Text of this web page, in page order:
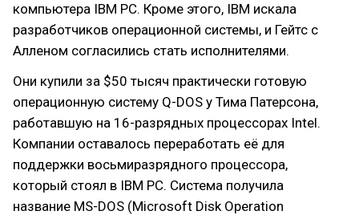
компьютера IBM PC. Кроме этого, IBM искала
разработчиков операционной системы, и Гейтс с
Алленом согласились стать исполнителями.
Они купили за $50 тысяч практически готовую
операционную систему Q-DOS у Тима Патерсона,
работавшую на 16-разрядных процессорах Intel.
Компании оставалось переработать её для
поддержки восьмиразрядного процессора,
который стоял в IBM PC. Система получила
название MS-DOS (Microsoft Disk Operation